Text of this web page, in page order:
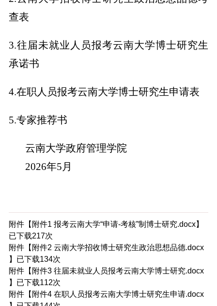
查表
3.往届未就业人员报考云南大学博士研究生
承诺书
4.在职人员报考云南大学博士研究生申请表
5.专家推荐书
云南大学政府管理学院
2026年5月
附件【 附件1 报考云南大学“申请-考核”制博士研究.docx】
已下载217次
附件【 附件2 云南大学招收博士研究生政治思想品德.docx
】已下载134次
附件【 附件3 往届未就业人员报考云南大学博士研究.docx
】已下载112次
附件【 附件4 在职人员报考云南大学博士研究生申请.docx